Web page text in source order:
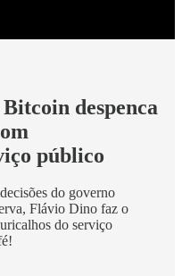
despenca
público
do governo
Flávio Dino faz o
do serviço